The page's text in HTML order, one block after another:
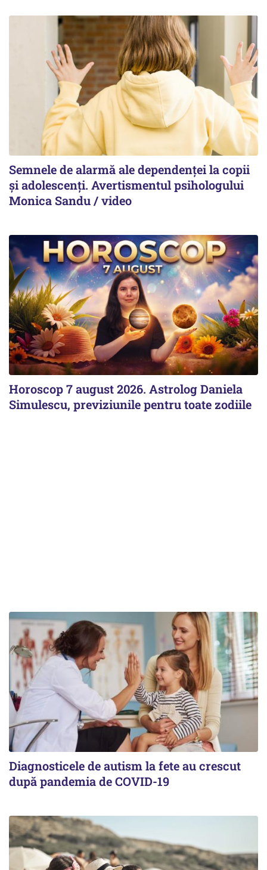
Semnele de alarmă ale dependenței la copii
și adolescenți. Avertismentul psihologului
Monica Sandu / video
Horoscop 7 august 2026. Astrolog Daniela
Simulescu, previziunile pentru toate zodiile
Diagnosticele de autism la fete au crescut
după pandemia de COVID-19